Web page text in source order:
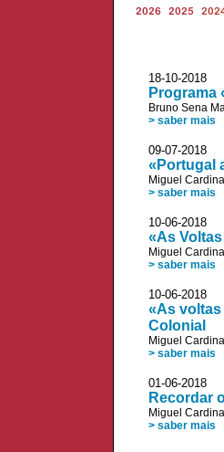
2026 2025
18-10-
Programa
Bruno Sena
> saber mais
09-07-
«Portugal
Miguel Cardina
> saber mais
10-06-
«As
Miguel Cardina
> saber mais
10-06-2018
«As voltas
Colonial
Miguel Cardina
> saber mais
01-06-
Recordar
Miguel Cardina
> saber mais